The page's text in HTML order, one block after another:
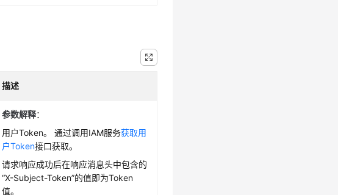
描述
参数解释：
用户Token。 通过调用IAM服务获取用
户Token接口获取。
请求响应成功后在响应消息头中包含的
“X-Subject-Token”的值即为Token
值。